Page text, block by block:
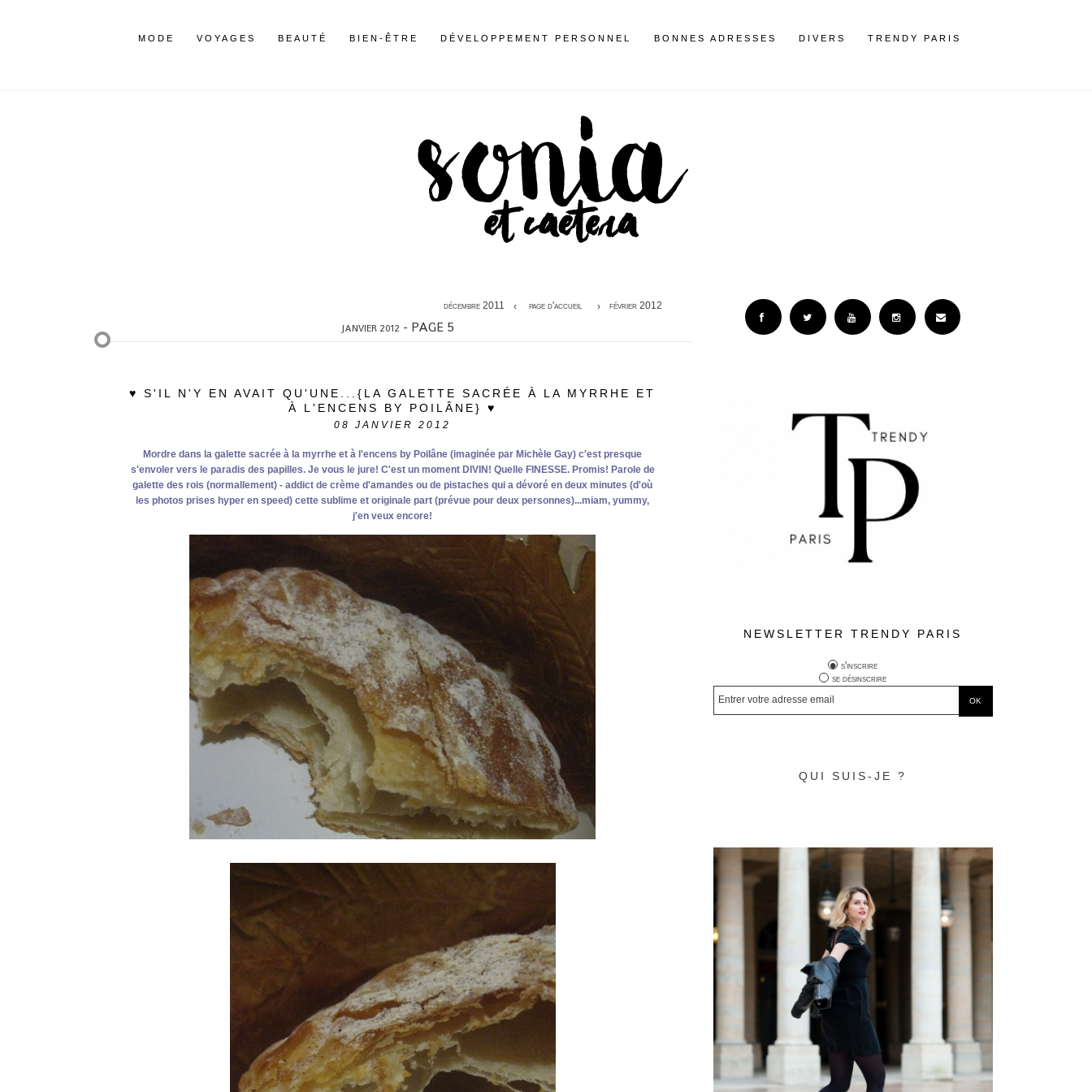
MODE VOYAGES BEAUTÉ BIEN-ÊTRE DÉVELOPPEMENT PERSONNEL BONNES ADRESSES DIVERS TRENDY PARIS
décembre 2011 page d'accueil février 2012
JANVIER 2012 - PAGE 5
♥ S'IL N'Y EN AVAIT QU'UNE...{LA GALETTE SACRÉE À LA MYRRHE ET
À L'ENCENS BY POILÂNE} ♥
08 JANVIER 2012
Mordre dans la galette sacrée à la myrrhe et à l'encens by Poilâne (imaginée par Michèle Gay) c'est presque
s'envoler vers le paradis des papilles. Je vous le jure! C'est un moment DIVIN! Quelle FINESSE. Promis! Parole de
galette des rois (normallement) - addict de crème d'amandes ou de pistaches qui a dévoré en deux minutes (d'où
les photos prises hyper en speed) cette sublime et originale part (prévue pour deux personnes)...miam, yummy,
j'en veux encore!
NEWSLETTER TRENDY PARIS
s'inscrire
se désinscrire
QUI SUIS-JE ?